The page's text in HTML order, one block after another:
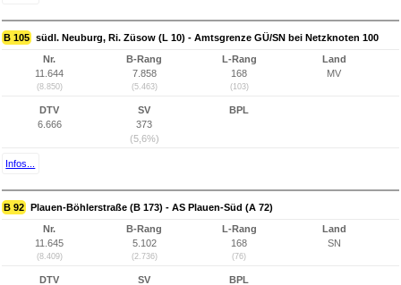
B 105 südl. Neuburg, Ri. Züsow (L 10) - Amtsgrenze GÜ/SN bei Netzknoten 100
Nr.
11.644
(8.850)
B-Rang
7.858
(5.463)
L-Rang
168
(103)
Land
MV
DTV
6.666
SV
373
(5,6%)
BPL
Infos...
B 92 Plauen-Böhlerstraße (B 173) - AS Plauen-Süd (A 72)
Nr.
11.645
(8.409)
B-Rang
5.102
(2.736)
L-Rang
168
(76)
Land
SN
DTV
SV
BPL